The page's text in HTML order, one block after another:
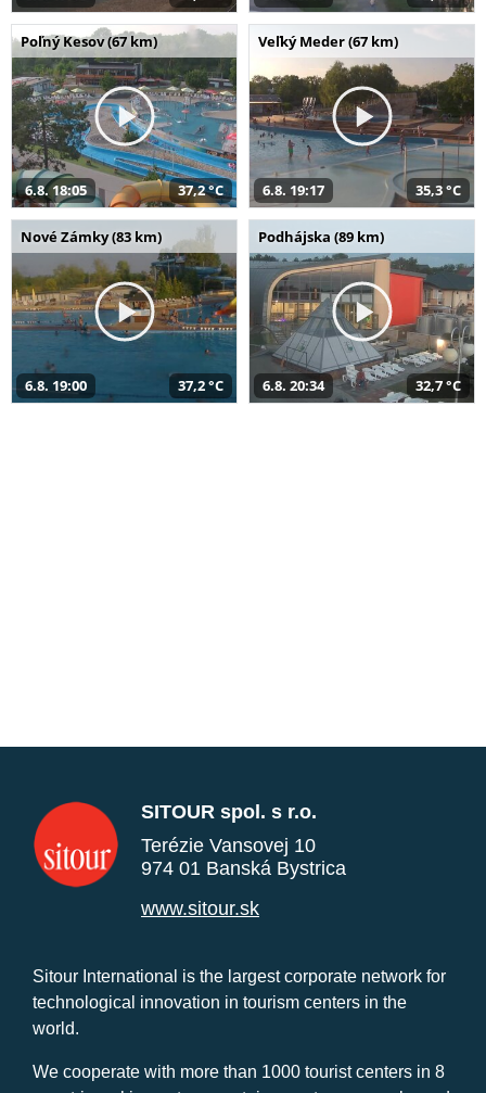
Poľný Kesov (67 km)
6.8. 18:05 37,2 °C
Veľký Meder (67 km)
6.8. 19:17 35,3 °C
Nové Zámky (83 km)
6.8. 19:00 37,2 °C
Podhájska (89 km)
6.8. 20:34 32,7 °C
SITOUR spol. s r.o.
Terézie Vansovej 10
974 01 Banská Bystrica
www.sitour.sk
Sitour International is the largest corporate network for
technological innovation in tourism centers in the
world.
We cooperate with more than 1000 tourist centers in 8